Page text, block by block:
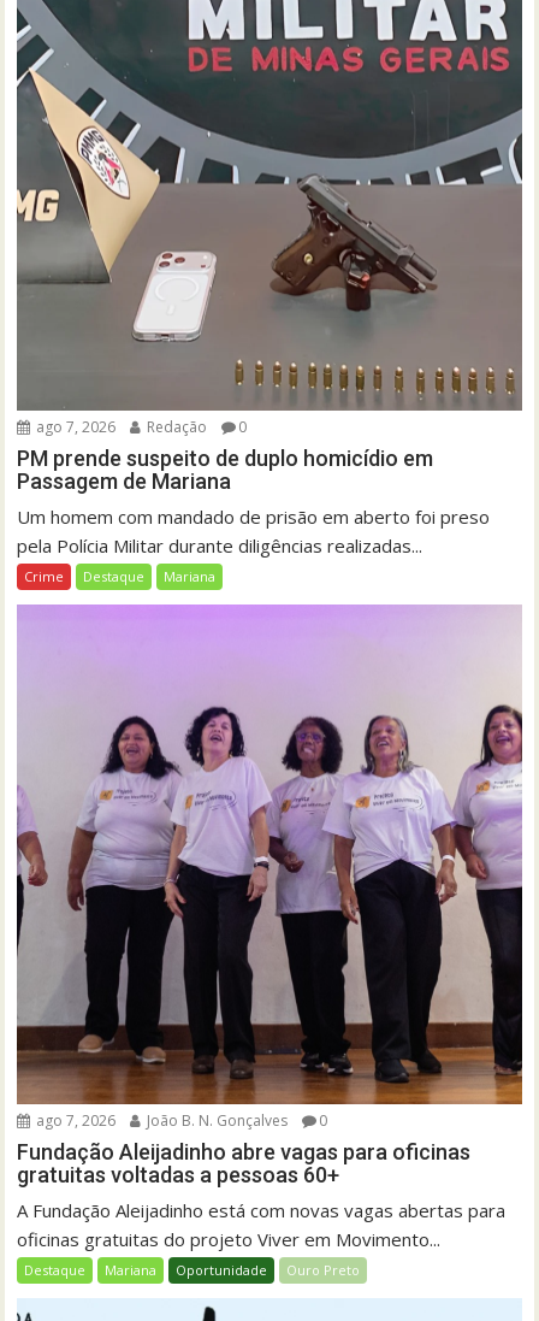
ago 7, 2026 Redação 0
PM prende suspeito de duplo homicídio em
Passagem de Mariana
Um homem com mandado de prisão em aberto foi preso
pela Polícia Militar durante diligências realizadas...
Crime Destaque Mariana
ago 7, 2026 João B. N. Gonçalves 0
Fundação Aleijadinho abre vagas para oficinas
gratuitas voltadas a pessoas 60+
A Fundação Aleijadinho está com novas vagas abertas para
oficinas gratuitas do projeto Viver em Movimento...
Destaque Mariana Oportunidade Ouro Preto